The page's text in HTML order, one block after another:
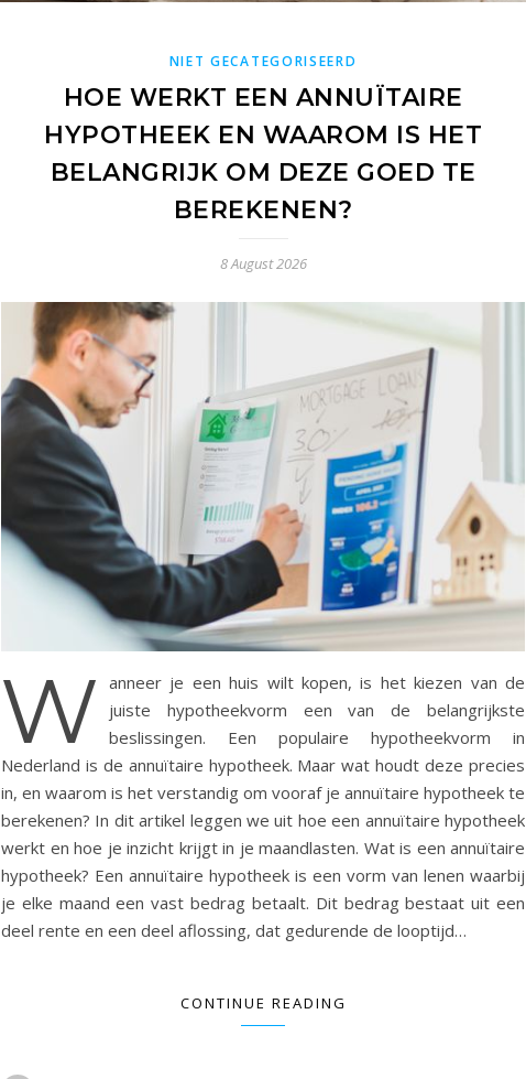
NIET GECATEGORISEERD
HOE WERKT EEN ANNUÏTAIRE
HYPOTHEEK EN WAAROM IS HET
BELANGRIJK OM DEZE GOED TE
BEREKENEN?
8 August 2026
W anneer je een huis wilt kopen, is het kiezen van de
juiste hypotheekvorm een van de belangrijkste
beslissingen. Een populaire hypotheekvorm in
Nederland is de annuïtaire hypotheek. Maar wat houdt deze precies
in, en waarom is het verstandig om vooraf je annuïtaire hypotheek te
berekenen? In dit artikel leggen we uit hoe een annuïtaire hypotheek
werkt en hoe je inzicht krijgt in je maandlasten. Wat is een annuïtaire
hypotheek? Een annuïtaire hypotheek is een vorm van lenen waarbij
je elke maand een vast bedrag betaalt. Dit bedrag bestaat uit een
deel rente en een deel aflossing, dat gedurende de looptijd…
CONTINUE READING